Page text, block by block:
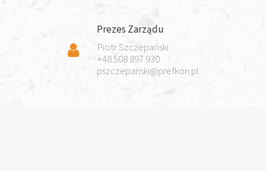
Prezes Zarządu
Piotr Szczepański
+48 508 897 930
pszczepanski@prefkon.pl